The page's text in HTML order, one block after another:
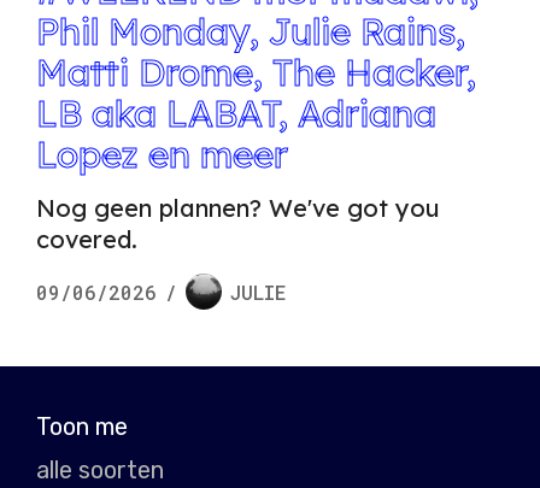
Phil Monday, Julie Rains,
Matti Drome, The Hacker,
LB aka LABAT, Adriana
Lopez en meer
Nog geen plannen? We've got you
covered.
09/06/2026 / JULIE
Toon me